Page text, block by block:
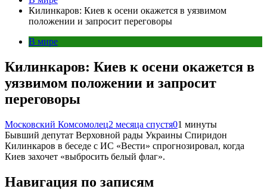
Килинкаров: Киев к осени окажется в уязвимом
положении и запросит переговоры
В мире
Килинкаров: Киев к осени окажется в
уязвимом положении и запросит
переговоры
Московский Комсомолец2 месяца спустя01 минуты
Бывший депутат Верховной рады Украины Спиридон
Килинкаров в беседе с ИС «Вести» спрогнозировал, когда
Киев захочет «выбросить белый флаг».
Навигация по записям